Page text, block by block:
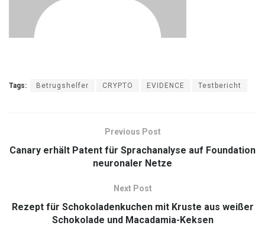
Tags: Betrugshelfer CRYPTO EVIDENCE Testbericht
Previous Post
Canary erhält Patent für Sprachanalyse auf Foundation
neuronaler Netze
Next Post
Rezept für Schokoladenkuchen mit Kruste aus weißer
Schokolade und Macadamia-Keksen